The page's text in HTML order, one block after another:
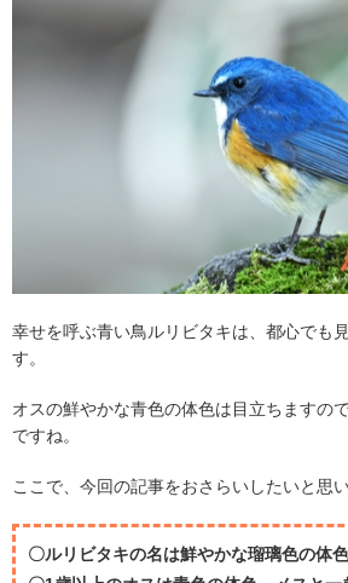
幸せを呼ぶ青い鳥ルリビタキは、都心でも
す。
オスの鮮やかな青色の体色は目立ちますの
ですね。
ここで、今回の記事をおさらいしたいと思い
〇ルリビタキの名は鮮やかな瑠璃色の体